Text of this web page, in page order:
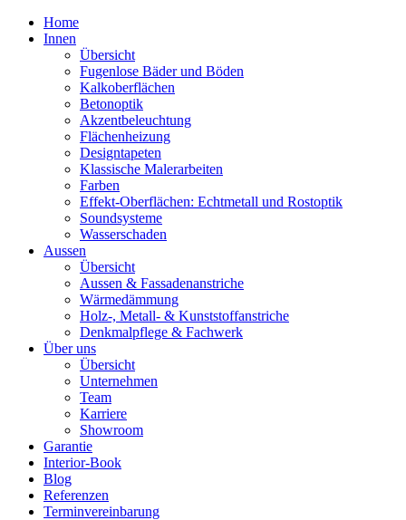
Home
Innen
Übersicht
Fugenlose Bäder und Böden
Kalkoberflächen
Betonoptik
Akzentbeleuchtung
Flächenheizung
Designtapeten
Klassische Malerarbeiten
Farben
Effekt-Oberflächen: Echtmetall und Rostoptik
Soundsysteme
Wasserschaden
Aussen
Übersicht
Aussen & Fassadenanstriche
Wärmedämmung
Holz-, Metall- & Kunststoffanstriche
Denkmalpflege & Fachwerk
Über uns
Übersicht
Unternehmen
Team
Karriere
Showroom
Garantie
Interior-Book
Blog
Referenzen
Terminvereinbarung